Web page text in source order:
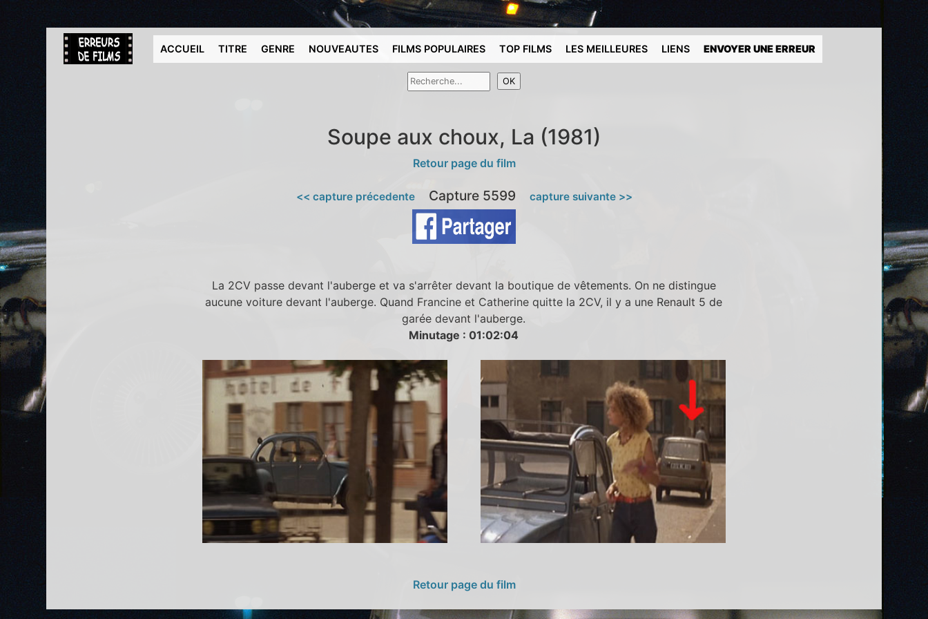
ACCUEIL TITRE GENRE NOUVEAUTES FILMS POPULAIRES TOP FILMS LES MEILLEURES LIENS ENVOYER UNE ERREUR
Soupe aux choux, La (1981)
Retour page du film
<< capture précedenteCapture 5599 capture suivante >>
La 2CV passe devant l'auberge et va s'arrêter devant la boutique de vêtements. On ne distingue
aucune voiture devant l'auberge. Quand Francine et Catherine quitte la 2CV, il y a une Renault 5 de
garée devant l'auberge.
Minutage : 01:02:04
Retour page du film